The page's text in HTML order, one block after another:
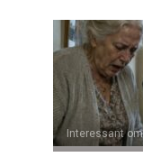
Interessant